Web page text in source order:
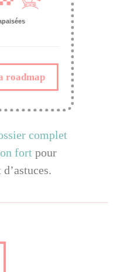
roadmap
complet
fort pour